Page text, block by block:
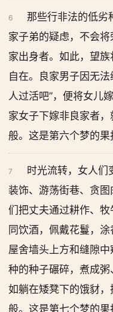
6
那些行非法的低劣
家子弟的疑虑，不会
家出身者。如此，望
自在。良家男子因无
人过活吧”，便将女儿
家女子下嫁非良家者
般。这是第六个梦的果
7
时光流转，女人们
装饰、游荡街巷、贪
们把丈夫通过耕作、
同饮酒，佩戴花鬘，
屋舍墙头上方和缝隙
种的种子碾碎，煮成
如躺在矮凳下的饿豺
般。这是第七个梦的果